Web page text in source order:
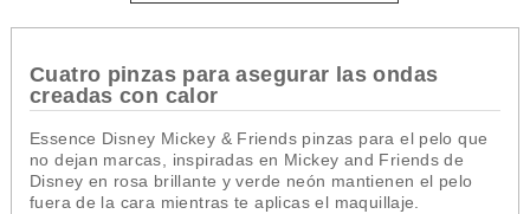
Cuatro pinzas para asegurar las ondas
creadas con calor
Essence Disney Mickey & Friends pinzas para el pelo que
no dejan marcas, inspiradas en Mickey and Friends de
Disney en rosa brillante y verde neón mantienen el pelo
fuera de la cara mientras te aplicas el maquillaje.